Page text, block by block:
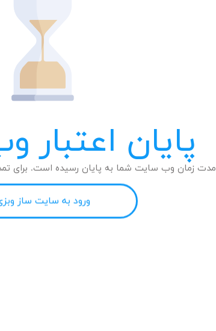
پایان
مدت زمان وب سایت شما به پایان رسیده است. برای
ورود به سایت ساز